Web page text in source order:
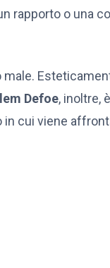
rapporto o una
Defoe, inoltre,
cui viene